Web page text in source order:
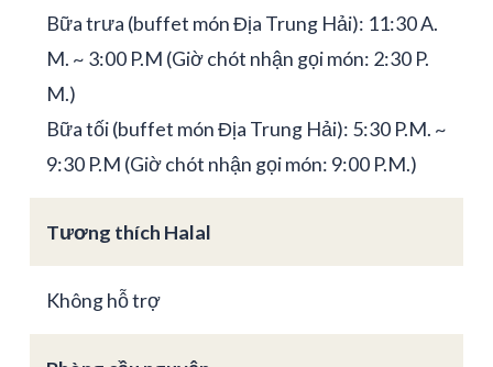
Bữa trưa (buffet món Địa Trung Hải): 11:30 A.
M. ~ 3:00 P.M (Giờ chót nhận gọi món: 2:30 P.
M.)
Bữa tối (buffet món Địa Trung Hải): 5:30 P.M. ~
9:30 P.M (Giờ chót nhận gọi món: 9:00 P.M.)
Tương thích Halal
Không hỗ trợ